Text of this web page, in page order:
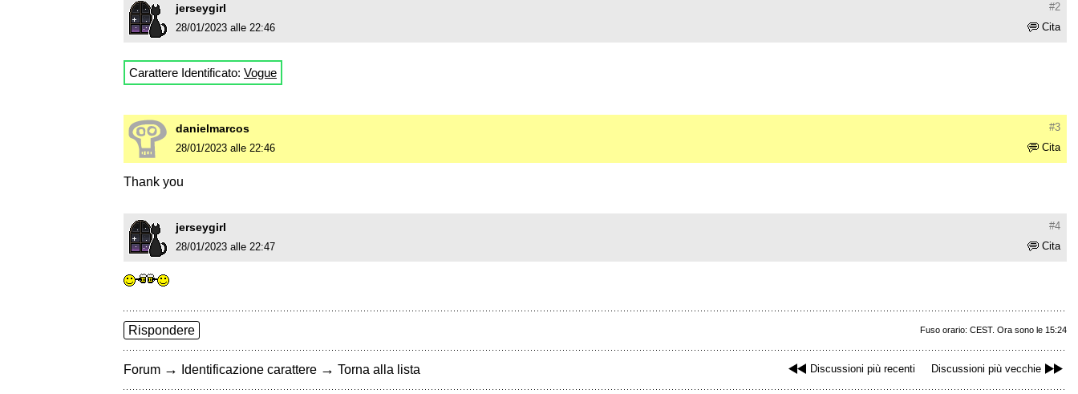
#2
jerseygirl
Cita
28/01/2023 alle 22:46
Carattere Identificato: Vogue
#3
danielmarcos
Cita
28/01/2023 alle 22:46
Thank you
#4
jerseygirl
Cita
28/01/2023 alle 22:47
Fuso orario: CEST. Ora sono le 15:24
Rispondere
Discussioni più recenti Discussioni più vecchie
Forum → Identificazione carattere → Torna alla lista